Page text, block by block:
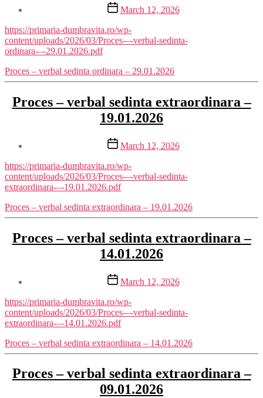
Post
date
March 12, 2026
https://primaria-dumbravita.ro/wp-
content/uploads/2026/03/Proces-–-verbal-sedinta-
ordinara-–-29.01.2026.pdf
Proces – verbal sedinta ordinara – 29.01.2026
Proces – verbal sedinta extraordinara –
19.01.2026
Post
date
March 12, 2026
https://primaria-dumbravita.ro/wp-
content/uploads/2026/03/Proces-–-verbal-sedinta-
extraordinara-–-19.01.2026.pdf
Proces – verbal sedinta extraordinara – 19.01.2026
Proces – verbal sedinta extraordinara –
14.01.2026
Post
date
March 12, 2026
https://primaria-dumbravita.ro/wp-
content/uploads/2026/03/Proces-–-verbal-sedinta-
extraordinara-–-14.01.2026.pdf
Proces – verbal sedinta extraordinara – 14.01.2026
Proces – verbal sedinta extraordinara –
09.01.2026